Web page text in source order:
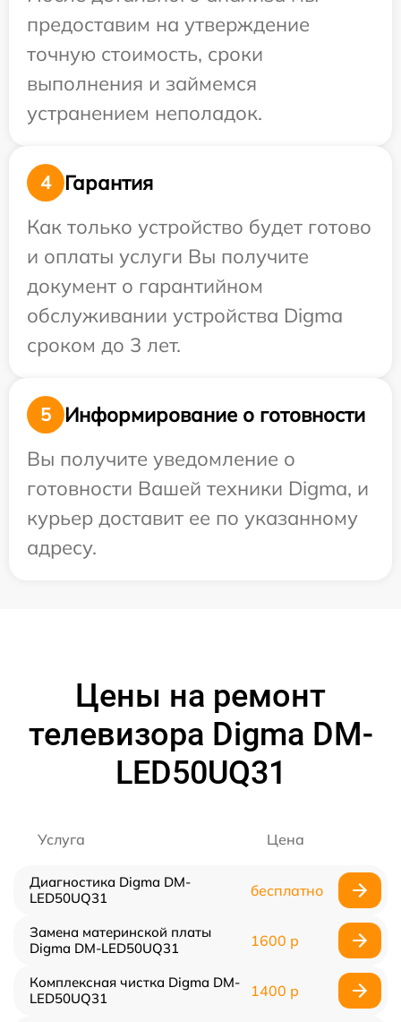
предоставим на утверждение
точную стоимость, сроки
выполнения и займемся
устранением неполадок.
4
Гарантия
Как только устройство будет готово
и оплаты услуги Вы получите
документ о гарантийном
обслуживании устройства Digma
сроком до 3 лет.
5
Информирование о готовности
Вы получите уведомление о
готовности Вашей техники Digma, и
курьер доставит ее по указанному
адресу.
Цены на ремонт
телевизора Digma DM-
LED50UQ31
Услуга Цена
Диагностика Digma DM-
LED50UQ31
бесплатно
Замена материнской платы
Digma DM-LED50UQ31
1600 р
Комплексная чистка Digma DM-
LED50UQ31
1400 р